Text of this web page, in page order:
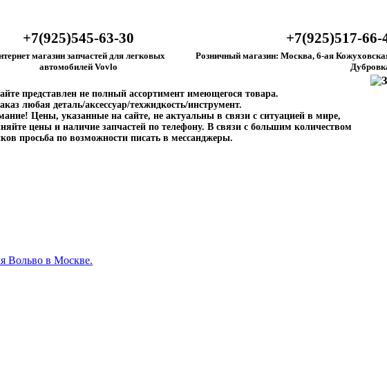
+7(925)545-63-30
магазин запчастей для легковых
автомобилей Vovlo
+7(925)517-66-
Розничный магазин: Москва, 6-ая
представлен не полный ассортимент имеющегося товара.
любая деталь/аксессуар/техжидкость/инструмент.
Цены, указанные на сайте, не актуальны в связи с ситуацией в мире,
цены и наличие запчастей по телефону. В связи с большим количеством
просьба по возможности писать в мессанджеры.
Вольво в Москве.